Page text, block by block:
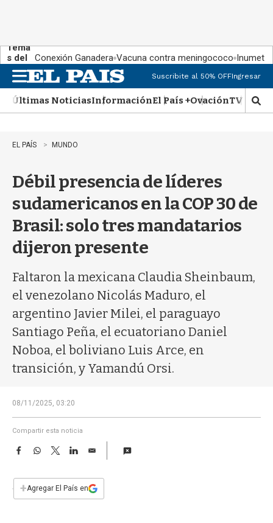
Tema
s del
día:
Conexión Ganadera Vacuna contra meningococo Inumet
n
u
Suscribite al 50% OFFIngresar
Últimas NoticiasInformaciónEl País +OvaciónTV Show
M
o
�
EL PAÍS MUNDO
Débil presencia de líderes
sudamericanos en la COP 30 de
Brasil: solo tres mandatarios
dijeron presente
Faltaron la mexicana Claudia Sheinbaum,
el venezolano Nicolás Maduro, el
argentino Javier Milei, el paraguayo
Santiago Peña, el ecuatoriano Daniel
Noboa, el boliviano Luis Arce, en
transición, y Yamandú Orsi.
08/11/2025, 03:20
Compartir esta noticia
F
e
b
W
s
T
w
t
L
E
i
l
+Agregar El País en